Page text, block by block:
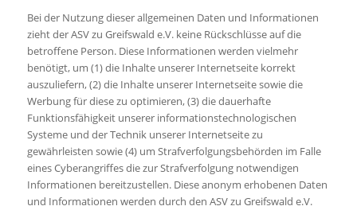
Bei der Nutzung dieser allgemeinen Daten und Informationen
zieht der ASV zu Greifswald e.V. keine Rückschlüsse auf die
betroffene Person. Diese Informationen werden vielmehr
benötigt, um (1) die Inhalte unserer Internetseite korrekt
auszuliefern, (2) die Inhalte unserer Internetseite sowie die
Werbung für diese zu optimieren, (3) die dauerhafte
Funktionsfähigkeit unserer informationstechnologischen
Systeme und der Technik unserer Internetseite zu
gewährleisten sowie (4) um Strafverfolgungsbehörden im Falle
eines Cyberangriffes die zur Strafverfolgung notwendigen
Informationen bereitzustellen. Diese anonym erhobenen Daten
und Informationen werden durch den ASV zu Greifswald e.V.